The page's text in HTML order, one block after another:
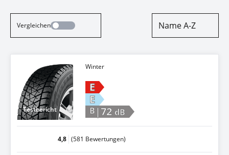
Vergleichen Name A-Z
Testbericht
Winter
E
E
B |72 dB
4,8 (581 Bewertungen)